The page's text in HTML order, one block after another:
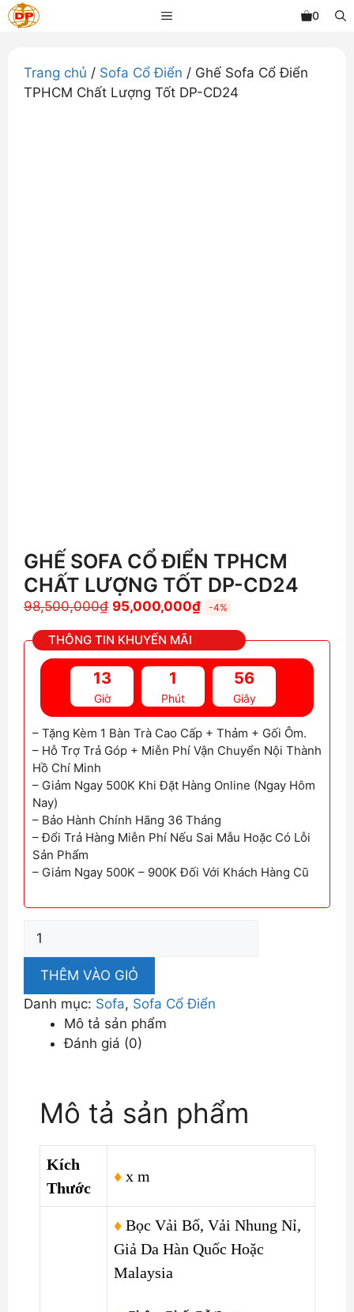
Chuyển
đến
dung
MENU 0
Trang chủ / Sofa Cổ Điển / Ghế Sofa Cổ Điển
TPHCM Chất Lượng Tốt DP-CD24
GHẾ SOFA CỔ ĐIỂN TPHCM
CHẤT LƯỢNG TỐT DP-CD24
98,500,000₫ Giá
là:
98,500,000₫.
95,000,000₫Giá
là:
95,000,000₫.
-4%
THÔNG TIN KHUYẾN MÃI
13
Giờ
1
Phút
54
Giây
– Tặng Kèm 1 Bàn Trà Cao Cấp + Thảm + Gối Ôm.
– Hỗ Trợ Trả Góp + Miễn Phí Vận Chuyển Nội Thành
Hồ Chí Minh
– Giảm Ngay 500K Khi Đặt Hàng Online (Ngay Hôm
Nay)
– Bảo Hành Chính Hãng 36 Tháng
– Đổi Trả Hàng Miễn Phí Nếu Sai Mẫu Hoặc Có Lỗi
Sản Phẩm
– Giảm Ngay 500K – 900K Đối Với Khách Hàng Cũ
Sofa
TPHCM
Chất
Lượng
CD24
lượng
THÊM VÀO GIỎ
Danh mục: Sofa, Sofa Cổ Điển
Mô tả sản phẩm
Đánh giá (0)
Mô tả sản phẩm
Kích
Thước
♦ x m
♦ Bọc Vải Bố, Vải Nhung Nỉ,
Giả Da Hàn Quốc Hoặc
Malaysia